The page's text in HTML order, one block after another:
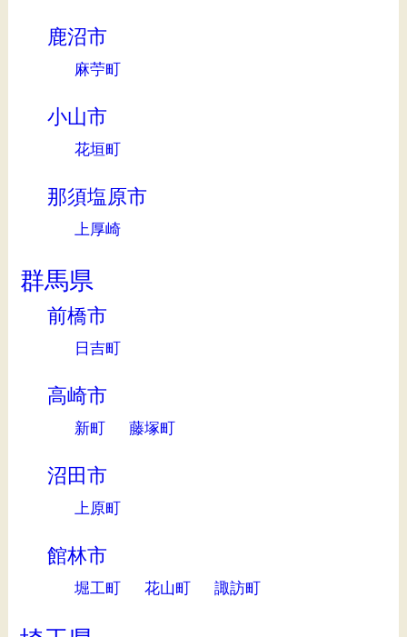
鹿沼市
麻苧町
小山市
花垣町
那須塩原市
上厚崎
群馬県
前橋市
日吉町
高崎市
新町 藤塚町
沼田市
上原町
館林市
堀工町 花山町 諏訪町